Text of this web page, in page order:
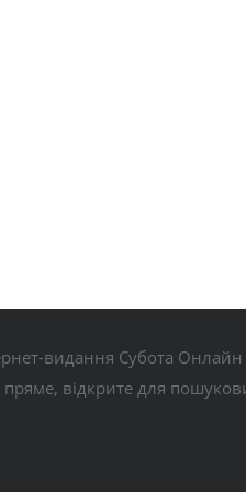
видання Субота
відкрите для